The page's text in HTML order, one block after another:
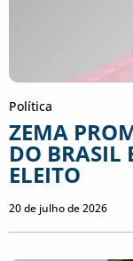
Política
ZEMA
DO BRASIL
ELEITO
20 de julho de 2026